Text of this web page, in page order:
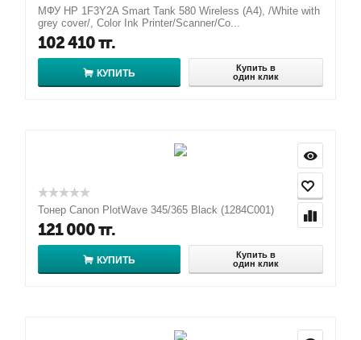
МФУ HP 1F3Y2A Smart Tank 580 Wireless (A4), /White with
grey cover/, Color Ink Printer/Scanner/Co...
102 410тг.
КУПИТЬ
Купить в
один клик
Тонер Canon PlotWave 345/365 Black (1284C001)
121 000тг.
КУПИТЬ
Купить в
один клик